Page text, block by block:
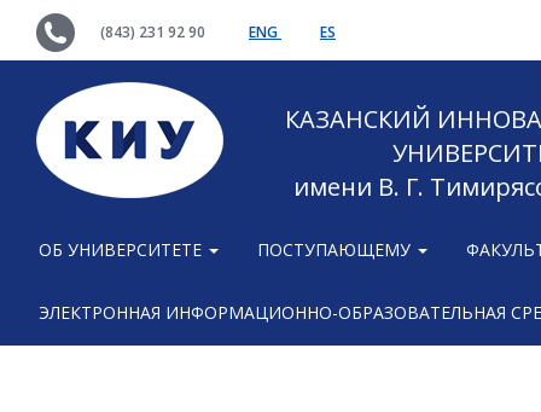
(843) 231 92 90 ENG ES
КАЗАНСКИЙ
имени В. Г.
ОБ УНИВЕРСИТЕТЕ ПОСТУПАЮЩЕМУ
ЭЛЕКТРОННАЯ ИНФОРМАЦИОННО-ОБРАЗОВАТЕЛЬНАЯ